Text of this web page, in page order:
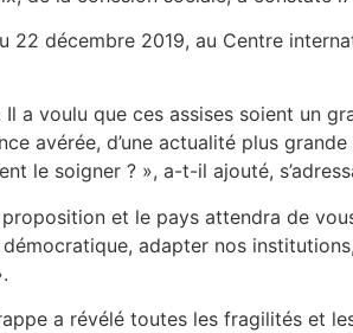
22 décembre 2019, au Centre
a voulu que ces assises soient un
avérée, d’une actualité plus
le soigner ? », a-t-il ajouté,
et le pays attendra de
adapter nos
a révélé toutes les fragilités et